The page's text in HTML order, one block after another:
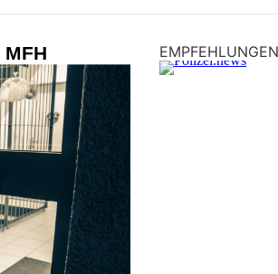
EMPFEHLUNGEN